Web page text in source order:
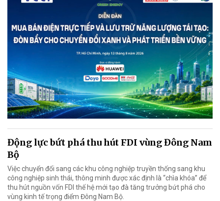
Động lực bứt phá thu hút FDI vùng Đông Nam
Bộ
Việc chuyển đổi sang các khu công nghiệp truyền thống sang khu
công nghiệp sinh thái, thông minh được xác định là “chìa khóa” để
thu hút nguồn vốn FDI thế hệ mới tạo đà tăng trưởng bứt phá cho
vùng kinh tế trọng điểm Đông Nam Bộ.